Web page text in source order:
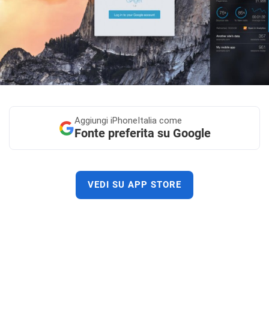
Aggiungi iPhoneItalia come
Fonte preferita su Google
VEDI SU APP STORE